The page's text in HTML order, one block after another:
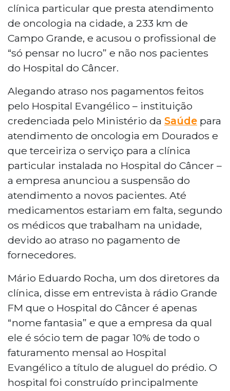
clínica particular que presta atendimento
de oncologia na cidade, a 233 km de
Campo Grande, e acusou o profissional de
“só pensar no lucro” e não nos pacientes
do Hospital do Câncer.
Alegando atraso nos pagamentos feitos
pelo Hospital Evangélico – instituição
credenciada pelo Ministério da Saúde para
atendimento de oncologia em Dourados e
que terceiriza o serviço para a clínica
particular instalada no Hospital do Câncer –
a empresa anunciou a suspensão do
atendimento a novos pacientes. Até
medicamentos estariam em falta, segundo
os médicos que trabalham na unidade,
devido ao atraso no pagamento de
fornecedores.
Mário Eduardo Rocha, um dos diretores da
clínica, disse em entrevista à rádio Grande
FM que o Hospital do Câncer é apenas
“nome fantasia” e que a empresa da qual
ele é sócio tem de pagar 10% de todo o
faturamento mensal ao Hospital
Evangélico a título de aluguel do prédio. O
hospital foi construído principalmente